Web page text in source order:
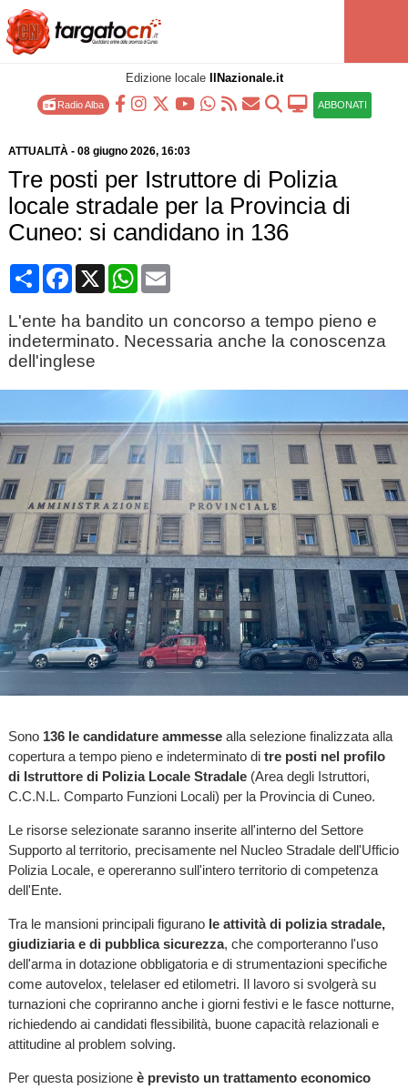
Edizione locale IlNazionale.it
Radio Alba ABBONATI
ATTUALITÀ- 08 giugno 2026, 16:03
Tre posti per Istruttore di Polizia
locale stradale per la Provincia di
Cuneo: si candidano in 136
CondividiFacebook
X WhatsApp
Email
L'ente ha bandito un concorso a tempo pieno e
indeterminato. Necessaria anche la conoscenza
dell'inglese
Sono 136 le candidature ammessealla selezione finalizzata alla
copertura a tempo pieno e indeterminato di tre posti nel profilo
di Istruttore di Polizia Locale Stradale(Area degli Istruttori,
C.C.N.L. Comparto Funzioni Locali) per la Provincia di Cuneo.
Le risorse selezionate saranno inserite all'interno del Settore
Supporto al territorio, precisamente nel Nucleo Stradale dell'Ufficio
Polizia Locale, e opereranno sull'intero territorio di competenza
dell'Ente.
Tra le mansioni principali figurano le attività di polizia stradale,
giudiziaria e di pubblica sicurezza, che comporteranno l'uso
dell'arma in dotazione obbligatoria e di strumentazioni specifiche
come autovelox, telelaser ed etilometri. Il lavoro si svolgerà su
turnazioni che copriranno anche i giorni festivi e le fasce notturne,
richiedendo ai candidati flessibilità, buone capacità relazionali e
attitudine al problem solving.
Per questa posizione è previsto un trattamento economico